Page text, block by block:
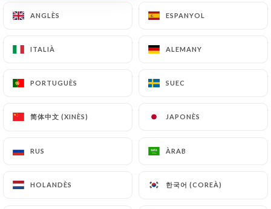
ANGLÈS ESPANYOL
ITALIÀ ALEMANY
PORTUGUÈS SUEC
简体中文 (XINÈS) JAPONÈS
RUS ÀRAB
HOLANDÈS 한국어 (COREÀ)
ANGLÈS ESPANYOL
ITALIÀ ALEMANY
PORTUGUÈS SUEC
简体中文 (XINÈS) JAPONÈS
RUS ÀRAB
HOLANDÈS 한국어 (COREÀ)